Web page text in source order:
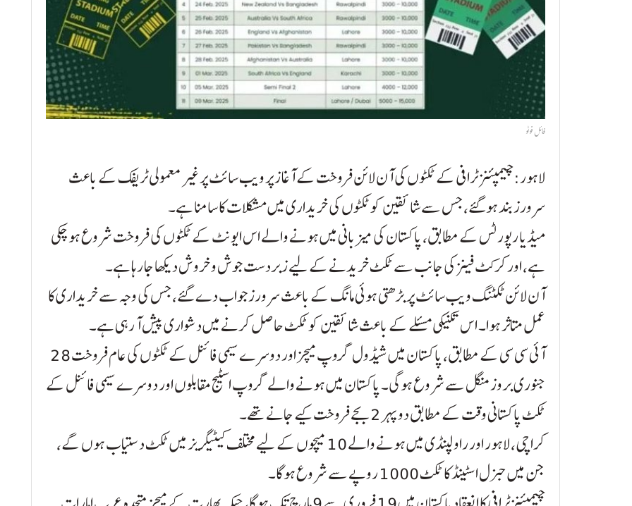
فائل فوٹو
لاہور:چیمپئنز ٹرافی کے ٹکٹوں کی آن لائن فروخت کے آغاز پر ویب سائٹ پر غیر معمولی ٹریفک کے باعث
سرورز بند ہوگئے، جس سے شائقین کو ٹکٹوں کی خریداری میں مشکلات کا سامنا ہے۔
میڈیا رپورٹس کے مطابق، پاکستان کی میزبانی میں ہونے والے اس ایونٹ کے ٹکٹوں کی فروخت شروع ہو چکی
ہے، اور کرکٹ فینز کی جانب سے ٹکٹ خریدنے کے لیے زبردست جوش و خروش دیکھا جا رہا ہے۔
آن لائن ٹکٹنگ ویب سائٹ پر بڑھتی ہوئی مانگ کے باعث سرورز جواب دے گئے، جس کی وجہ سے خریداری کا
عمل متاثر ہوا۔ اس تکنیکی مسئلے کے باعث شائقین کو ٹکٹ حاصل کرنے میں دشواری پیش آ رہی ہے۔
آئی سی سی کے مطابق، پاکستان میں شیڈول گروپ میچز اور دوسرے سیمی فائنل کے ٹکٹوں کی عام فروخت 28
جنوری بروز منگل سے شروع ہوگی۔ پاکستان میں ہونے والے گروپ اسٹیج مقابلوں اور دوسرے سیمی فائنل کے
ٹکٹ پاکستانی وقت کے مطابق دوپہر 2 بجے فروخت کیے جانے تھے۔
کراچی، لاہور اور راولپنڈی میں ہونے والے 10 میچوں کے لیے مختلف کیٹیگریز میں ٹکٹ دستیاب ہوں گے،
جن میں جنرل اسٹینڈ کا ٹکٹ 1000 روپے سے شروع ہوگا۔